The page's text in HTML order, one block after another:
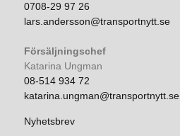
0708-29 97 26
lars.andersson@transportnytt.se
Försäljningschef
Katarina Ungman
08-514 934 72
katarina.ungman@transportnytt.se
Nyhetsbrev